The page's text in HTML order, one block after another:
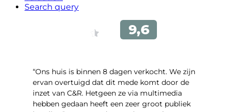
Search query
“Ons huis is binnen 8 dagen verkocht. We zijn
ervan overtuigd dat dit mede komt door de
inzet van C&R. Hetgeen ze via multimedia
hebben gedaan heeft een zeer groot publiek